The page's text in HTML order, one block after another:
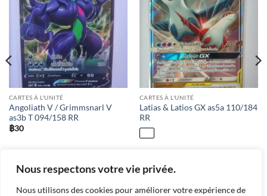
Nous respectons votre vie privée.
Nous utilisons des cookies pour améliorer votre expérience de
wishlist
CARTES À L'UNITÉ
Angoliath V / Grimmsnarl V
as3b T 094/158 RR
฿30
wishlist
CARTES À L'UNITÉ
Latias & Latios GX as5a 110/184
RR